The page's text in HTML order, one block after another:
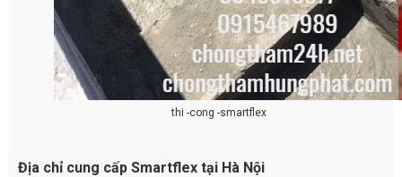
thi -cong -smartflex
Địa chỉ cung cấp Smartflex tại Hà Nội